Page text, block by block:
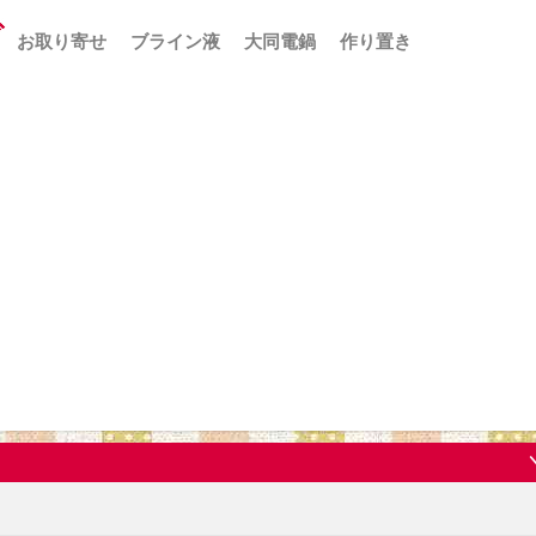
お取り寄せ ブライン液 大同電鍋 作り置き
＼レビュー・象印エブリノ♪